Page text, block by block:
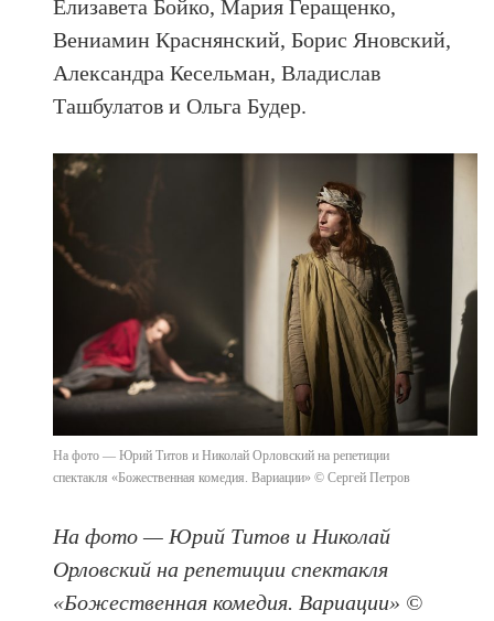
Елизавета Бойко, Мария Геращенко,
Вениамин Краснянский, Борис Яновский,
Александра Кесельман, Владислав
Ташбулатов и Ольга Будер.
На фото — Юрий Титов и Николай Орловский на репетиции
спектакля «Божественная комедия. Вариации» © Сергей Петров
На фото — Юрий Титов и Николай
Орловский на репетиции спектакля
«Божественная комедия. Вариации» ©